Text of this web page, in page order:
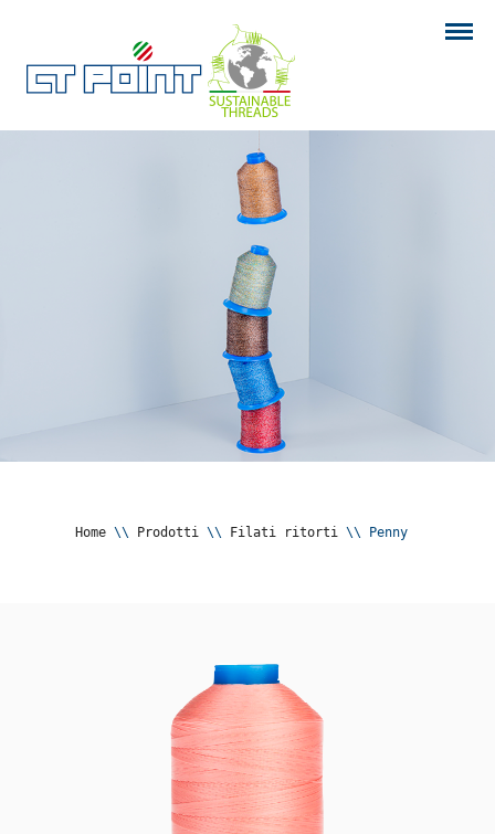
Home \\ Prodotti \\ Filati ritorti \\ Penny